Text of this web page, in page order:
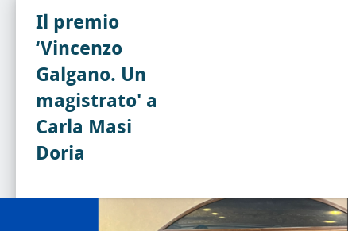
Il premio
‘Vincenzo
Galgano. Un
magistrato' a
Carla Masi
Doria